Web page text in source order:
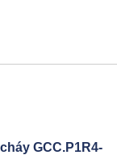
GCC.P1R4-